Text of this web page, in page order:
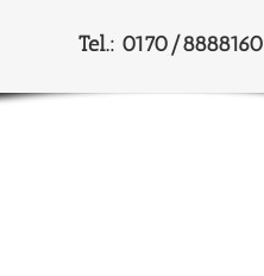
Tel.: 0170/8888160